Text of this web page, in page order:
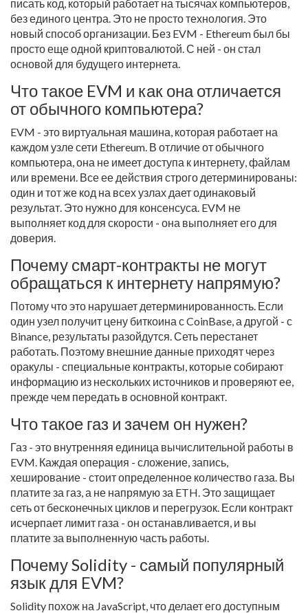
писать код, который работает на тысячах компьютеров,
без единого центра. Это не просто технология. Это
новый способ организации. Без EVM - Ethereum был бы
просто еще одной криптовалютой. С ней - он стал
основой для будущего интернета.
Что такое EVM и как она отличается
от обычного компьютера?
EVM - это виртуальная машина, которая работает на
каждом узле сети Ethereum. В отличие от обычного
компьютера, она не имеет доступа к интернету, файлам
или времени. Все ее действия строго детерминированы:
один и тот же код на всех узлах дает одинаковый
результат. Это нужно для консенсуса. EVM не
выполняет код для скорости - она выполняет его для
доверия.
Почему смарт-контракты не могут
обращаться к интернету напрямую?
Потому что это нарушает детерминированность. Если
один узел получит цену биткоина с CoinBase, а другой - с
Binance, результаты разойдутся. Сеть перестанет
работать. Поэтому внешние данные приходят через
оракулы - специальные контракты, которые собирают
информацию из нескольких источников и проверяют ее,
прежде чем передать в основной контракт.
Что такое газ и зачем он нужен?
Газ - это внутренняя единица вычислительной работы в
EVM. Каждая операция - сложение, запись,
хеширование - стоит определенное количество газа. Вы
платите за газ, а не напрямую за ETH. Это защищает
сеть от бесконечных циклов и перегрузок. Если контракт
исчерпает лимит газа - он останавливается, и вы
платите за выполненную часть работы.
Почему Solidity - самый популярный
язык для EVM?
Solidity похож на JavaScript, что делает его доступным